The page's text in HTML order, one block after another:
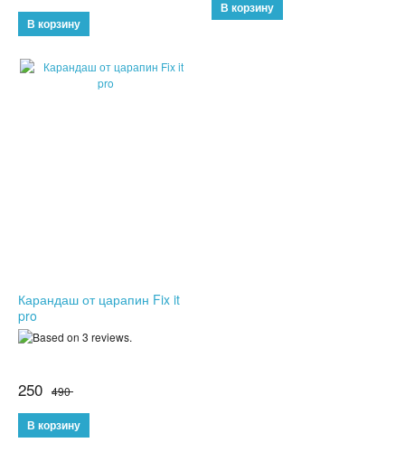
Карандаш от царапин Fix it
pro
250 490